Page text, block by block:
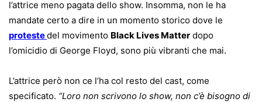
l’attrice meno pagata dello show. Insomma, non le ha
mandate certo a dire in un momento storico dove le
protestedel movimento Black Lives Matter dopo
l’omicidio di George Floyd, sono più vibranti che mai.
L’attrice però non ce l’ha col resto del cast, come
specificato. “Loro non scrivono lo show, non c’è bisogno di